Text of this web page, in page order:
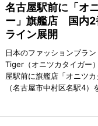
名古屋駅前に「オ
ー」旗艦店 国内2
ライン展開
日本のファッションブラ
Tiger（オニツカタイガー
屋駅前に旗艦店「オニツカ
（名古屋市中村区名駅4）